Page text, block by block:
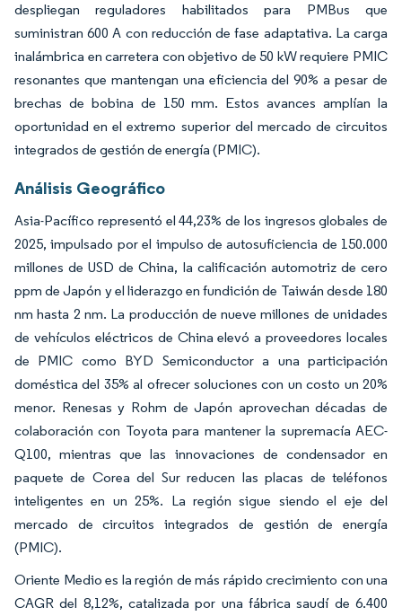
despliegan reguladores habilitados para PMBus que
suministran 600 A con reducción de fase adaptativa. La carga
inalámbrica en carretera con objetivo de 50 kW requiere PMIC
resonantes que mantengan una eficiencia del 90% a pesar de
brechas de bobina de 150 mm. Estos avances amplían la
oportunidad en el extremo superior del mercado de circuitos
integrados de gestión de energía (PMIC).
Análisis Geográfico
Asia-Pacífico representó el 44,23% de los ingresos globales de
2025, impulsado por el impulso de autosuficiencia de 150.000
millones de USD de China, la calificación automotriz de cero
ppm de Japón y el liderazgo en fundición de Taiwán desde 180
nm hasta 2 nm. La producción de nueve millones de unidades
de vehículos eléctricos de China elevó a proveedores locales
de PMIC como BYD Semiconductor a una participación
doméstica del 35% al ofrecer soluciones con un costo un 20%
menor. Renesas y Rohm de Japón aprovechan décadas de
colaboración con Toyota para mantener la supremacía AEC-
Q100, mientras que las innovaciones de condensador en
paquete de Corea del Sur reducen las placas de teléfonos
inteligentes en un 25%. La región sigue siendo el eje del
mercado de circuitos integrados de gestión de energía
(PMIC).
Oriente Medio es la región de más rápido crecimiento con una
CAGR del 8,12%, catalizada por una fábrica saudí de 6.400